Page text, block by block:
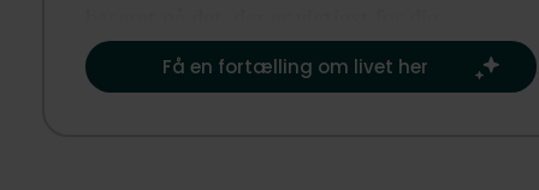
skabsplads, masser af bordplads og en praktisk
indretning, der gør det oplagt til både
Få en fortælling om livet her